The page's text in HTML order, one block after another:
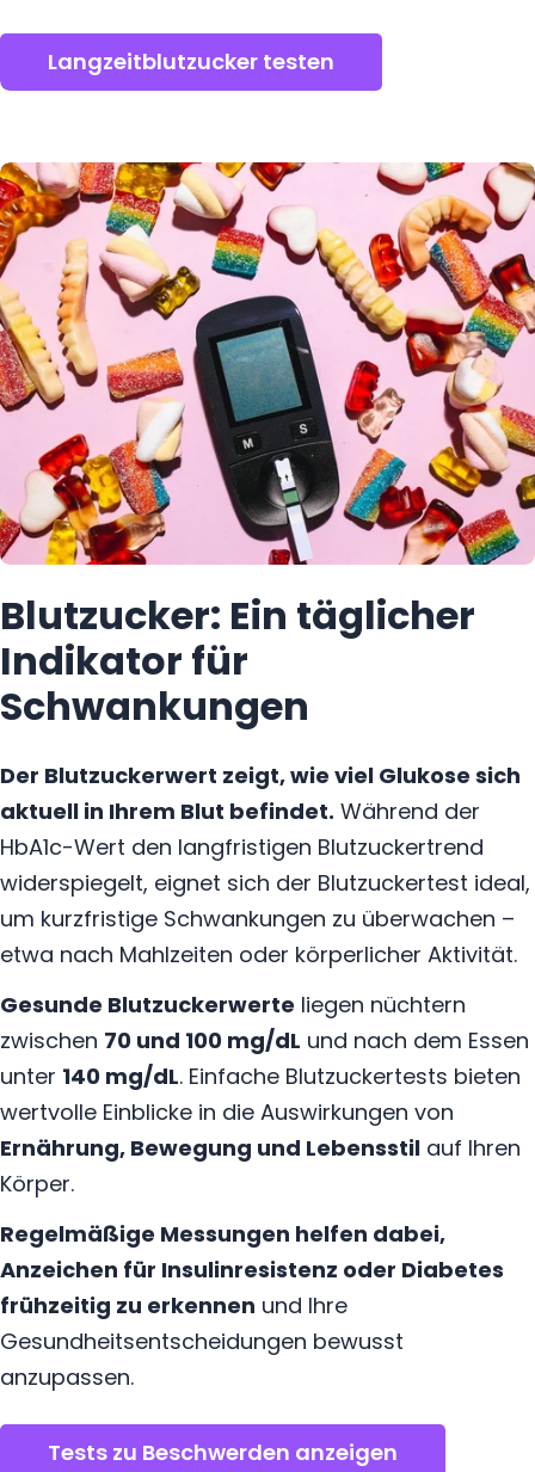
Langzeitblutzucker testen
Blutzucker: Ein täglicher
Indikator für
Schwankungen
Der Blutzuckerwert zeigt, wie viel Glukose sich
aktuell in Ihrem Blut befindet. Während der
HbA1c-Wert den langfristigen Blutzuckertrend
widerspiegelt, eignet sich der Blutzuckertest ideal,
um kurzfristige Schwankungen zu überwachen –
etwa nach Mahlzeiten oder körperlicher Aktivität.
Gesunde Blutzuckerwerte liegen nüchtern
zwischen 70 und 100 mg/dL und nach dem Essen
unter 140 mg/dL. Einfache Blutzuckertests bieten
wertvolle Einblicke in die Auswirkungen von
Ernährung, Bewegung und Lebensstil auf Ihren
Körper.
Regelmäßige Messungen helfen dabei,
Anzeichen für Insulinresistenz oder Diabetes
frühzeitig zu erkennen und Ihre
Gesundheitsentscheidungen bewusst
anzupassen.
Tests zu Beschwerden anzeigen